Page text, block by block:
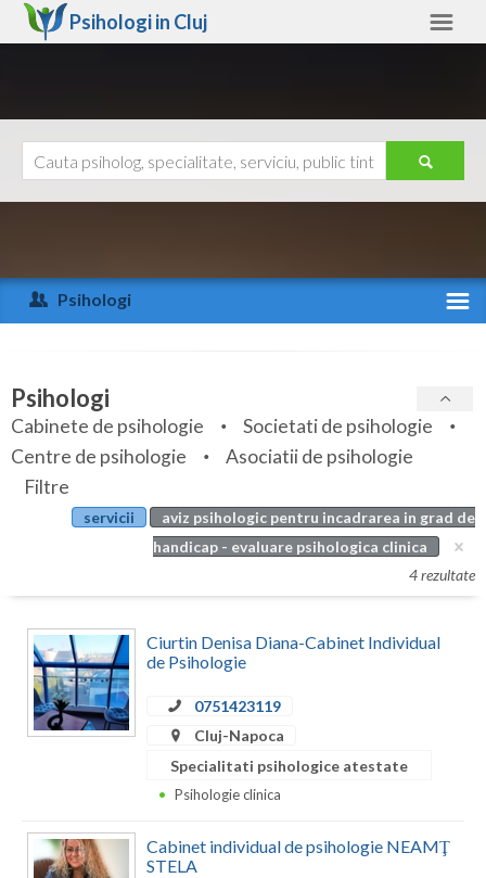
Psihologi in Cluj
Arad
Arges
Bihor
Bistrita-Nasaud
Botosani
Bucuresti
Buzau
Calarasi
Constanta
Ajutor
Psihologi
Specialitati
Servicii
Articole
Evenimente
Psihologi
Cabinete de psihologie
Societati de psihologie
Centre de psihologie
Asociatii de psihologie
Filtre
servicii
aviz psihologic pentru incadrarea in grad de
handicap - evaluare psihologica clinica
4 rezultate
Ciurtin Denisa Diana-Cabinet Individual
de Psihologie
0751423119
Cluj-Napoca
Specialitati psihologice atestate
Psihologie clinica
Cabinet individual de psihologie NEAMŢ
STELA